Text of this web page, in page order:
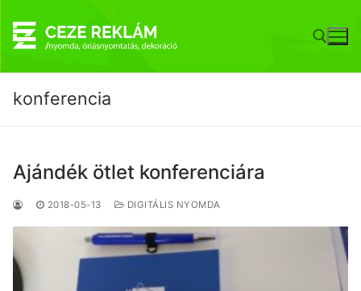
tartalomra
konferencia
Ajándék ötlet konferenciára
2018-05-13 DIGITÁLIS NYOMDA